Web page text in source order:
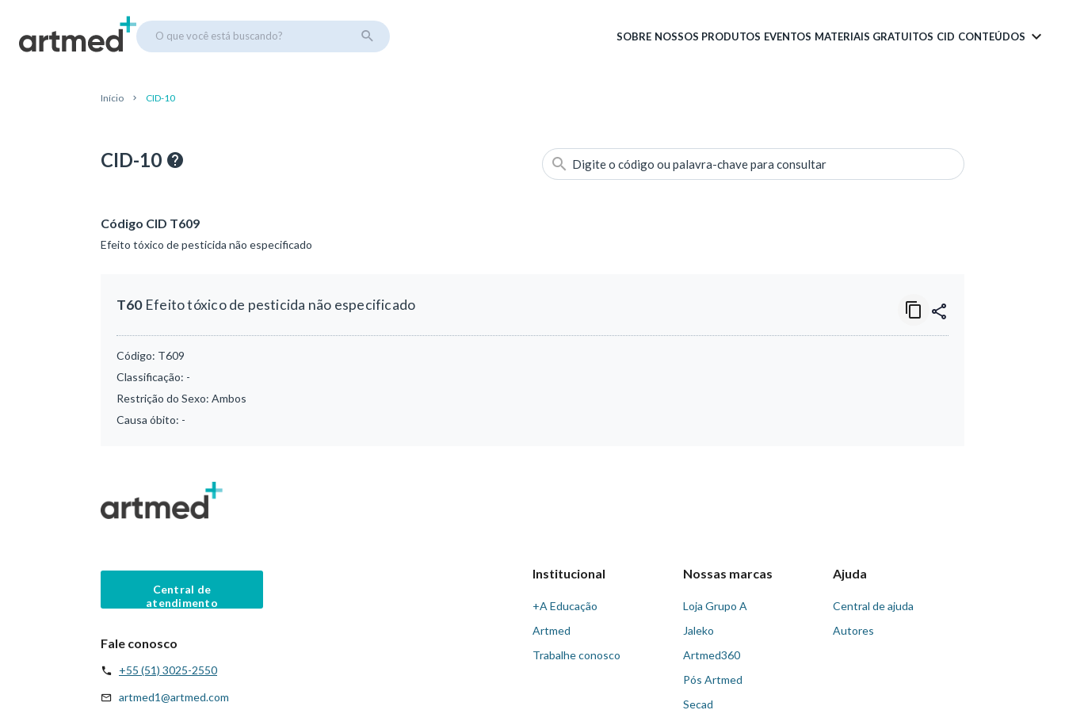
O que você está buscando? SOBRE NOSSOS PRODUTOS EVENTOS MATERIAIS GRATUITOS CID CONTEÚDOS
Início CID-10
CID-10 Digite o código ou palavra-chave para consultar
Código CID T609
Efeito tóxico de pesticida não especificado
T60Efeito tóxico de pesticida não especificado
Código: T609
Classificação: -
Restrição do Sexo: Ambos
Causa óbito: -
Central de
atendimento
Fale conosco
+55 (51) 3025-2550
artmed1@artmed.com
Institucional
+A Educação
Artmed
Trabalhe conosco
Nossas marcas
Loja Grupo A
Jaleko
Artmed360
Pós Artmed
Secad
Ajuda
Central de ajuda
Autores